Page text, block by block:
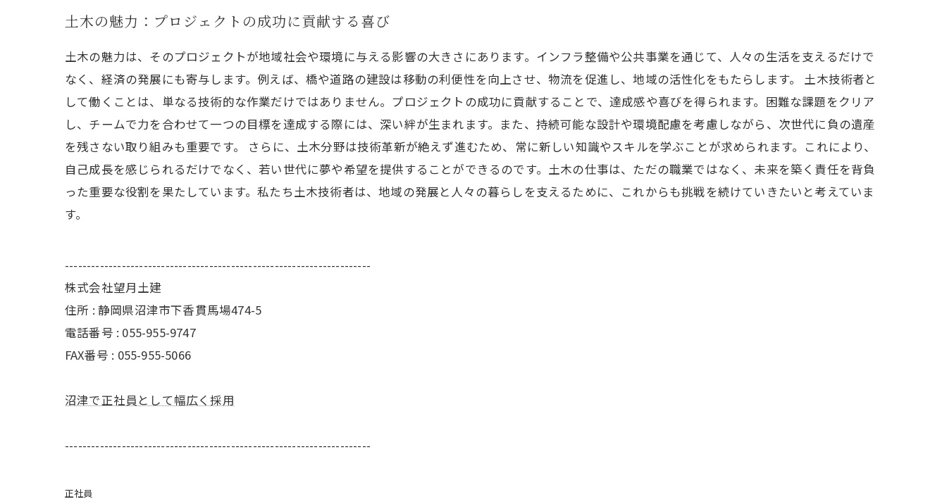
土木の魅力：プロジェクトの成功に貢献する喜び
土木の魅力は、そのプロジェクトが地域社会や環境に与える影響の大きさにあります。インフラ整備や公共事業を通じて、人々の生活を支えるだけで
なく、経済の発展にも寄与します。例えば、橋や道路の建設は移動の利便性を向上させ、物流を促進し、地域の活性化をもたらします。 土木技術者と
して働くことは、単なる技術的な作業だけではありません。プロジェクトの成功に貢献することで、達成感や喜びを得られます。困難な課題をクリア
し、チームで力を合わせて一つの目標を達成する際には、深い絆が生まれます。また、持続可能な設計や環境配慮を考慮しながら、次世代に負の遺産
を残さない取り組みも重要です。 さらに、土木分野は技術革新が絶えず進むため、常に新しい知識やスキルを学ぶことが求められます。これにより、
自己成長を感じられるだけでなく、若い世代に夢や希望を提供することができるのです。土木の仕事は、ただの職業ではなく、未来を築く責任を背負
った重要な役割を果たしています。私たち土木技術者は、地域の発展と人々の暮らしを支えるために、これからも挑戦を続けていきたいと考えていま
す。
----------------------------------------------------------------------
株式会社望月土建
住所 : 静岡県沼津市下香貫馬場474-5
電話番号 : 055-955-9747
FAX番号 : 055-955-5066
沼津で正社員として幅広く採用
----------------------------------------------------------------------
正社員